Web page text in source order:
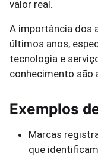
valor real.
A importância dos
últimos anos,
tecnologia e
conhecimento são
Exemplos
Marcas
que